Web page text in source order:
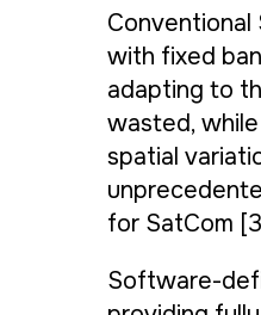
with fixed
adapting to
wasted,
spatial
for SatCom
Software-